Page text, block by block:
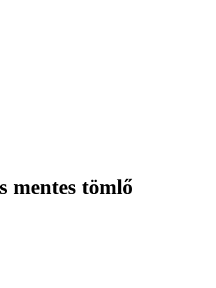
mentes tömlő